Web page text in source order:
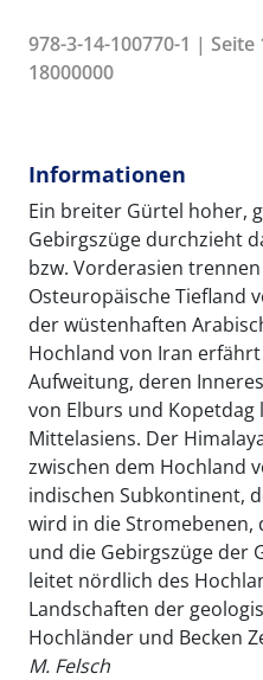
978-3-14-100770-1 |
18000000
Informationen
Ein breiter Gürtel hoher,
Gebirgszüge durchzieht
bzw. Vorderasien
Osteuropäische Tiefland
der wüstenhaften
Hochland von Iran
Aufweitung, deren
von Elburs und Kopetdag
Mittelasiens. Der
zwischen dem Hochland
indischen Subkontinent,
wird in die Stromebenen,
und die Gebirgszüge der
leitet nördlich des
Landschaften der
Hochländer und Becken
M. Felsch